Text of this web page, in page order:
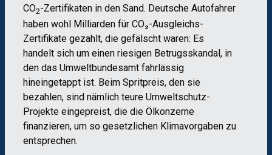
CO2-Zertifikaten in den Sand. Deutsche Autofahrer
haben wohl Milliarden für CO₂-Ausgleichs-
Zertifikate gezahlt, die gefälscht waren: Es
handelt sich um einen riesigen Betrugsskandal, in
den das Umweltbundesamt fahrlässig
hineingetappt ist. Beim Spritpreis, den sie
bezahlen, sind nämlich teure Umweltschutz-
Projekte eingepreist, die die Ölkonzerne
finanzieren, um so gesetzlichen Klimavorgaben zu
entsprechen.